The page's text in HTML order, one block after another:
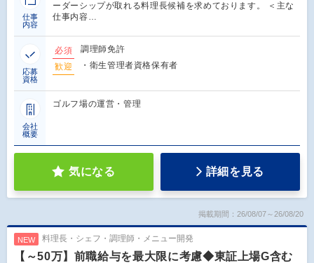
仕事
内容
ーダーシップが取れる料理長候補を求めております。 ＜主な
仕事内容…
応募
資格
必須
調理師免許
歓迎
・衛生管理者資格保有者
会社
概要
ゴルフ場の運営・管理
気になる 詳細を見る
掲載期間：26/08/07～26/08/20
NEW 料理長・シェフ・調理師・メニュー開発
【～50万】前職給与を最大限に考慮◆東証上場G含む